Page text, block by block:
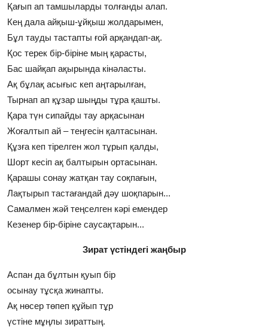
Қағып ап тамшыларды толғанды алап.
Кең дала айқыш-ұйқыш жолдарымен,
Бұл тауды тастапты ғой арқандап-ақ.
Қос терек бiр-бiрiне мың қарасты,
Бас шайқап ақырында кiнәласты.
Ақ бұлақ асығыс кеп аңтарылған,
Тырнап ап құзар шыңды тұра қашты.
Қара түн сипайды тау арқасынан
Жоғалтып ай – теңгесiн қалтасынан.
Құзға кеп тiрелген жол тұрып қалды,
Шорт кесiп ақ балтырын ортасынан.
Қарашы сонау жатқан тау соқпағын,
Лақтырып тастағандай дәу шоқпарын...
Самалмен жәй теңселген кәрi емендер
Кезенер бiр-бiрiне саусақтарын...
Зират үстіндегі жаңбыр
Аспан да бұлтын қуып бiр
осынау тұсқа жинапты.
Ақ нөсер төпеп құйып тұр
үстiне мұңлы зираттың.